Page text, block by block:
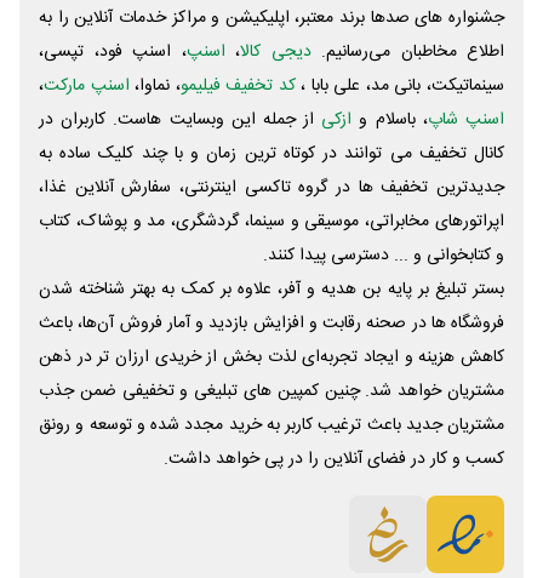
جشنواره های صدها برند معتبر، اپلیکیشن و مراکز خدمات آنلاین را به
اطلاع مخاطبان می‌رسانیم. دیجی کالا، اسنپ، اسنپ فود، تپسی،
سینماتیکت، بانی مد، علی‌ بابا ،کد تخفیف فیلیمو، نماوا، اسنپ مارکت،
اسنپ شاپ، باسلام و ازکی از جمله این وبسایت ‌هاست. کاربران در
کانال تخفیف می توانند در کوتاه ترین زمان و با چند کلیک ساده به
جدیدترین تخفیف ها در گروه تاکسی اینترنتی، سفارش آنلاین غذا،
اپراتورهای مخابراتی، موسیقی و سینما، گردشگری، مد و پوشاک، کتاب
و کتابخوانی و ... دسترسی پیدا کنند.
بستر تبلیغ بر پایه بن هدیه و آفر، علاوه بر کمک به بهتر شناخته شدن
فروشگاه ها در صحنه رقابت و افزایش بازدید و آمار فروش آن‌ها، باعث
کاهش هزینه و ایجاد تجربه‌ای لذت بخش از خریدی ارزان تر در ذهن
مشتریان خواهد شد. چنین کمپین های تبلیغی و تخفیفی ضمن جذب
مشتریان جدید باعث ترغیب کاربر به خرید مجدد شده و توسعه و رونق
کسب و کار در فضای آنلاین را در پی خواهد داشت.